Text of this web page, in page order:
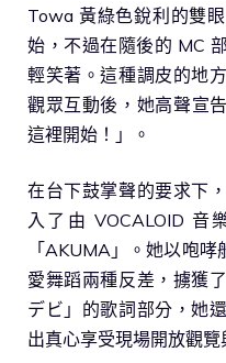
Towa 黃綠色銳利的雙
始，不過在隨後的 MC
輕笑著。這種調皮的地
觀眾互動後，她高聲宣
這裡開始！」。
在台下鼓掌聲的要求下
入了由 VOCALOID
「AKUMA」。她以咆
愛舞蹈兩種反差，擄獲
デビ」的歌詞部分，她
出真心享受現場開放觀覽